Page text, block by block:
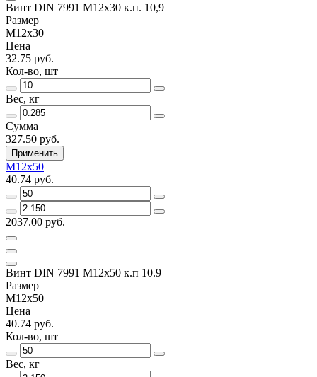
Винт DIN 7991 M12х30 к.п. 10,9
Размер
M12x30
Цена
32.75 руб.
Кол-во, шт
Вес, кг
Сумма
327.50 руб.
Применить
M12x50
40.74 руб.
2037.00 руб.
Винт DIN 7991 M12x50 к.п 10.9
Размер
M12x50
Цена
40.74 руб.
Кол-во, шт
Вес, кг